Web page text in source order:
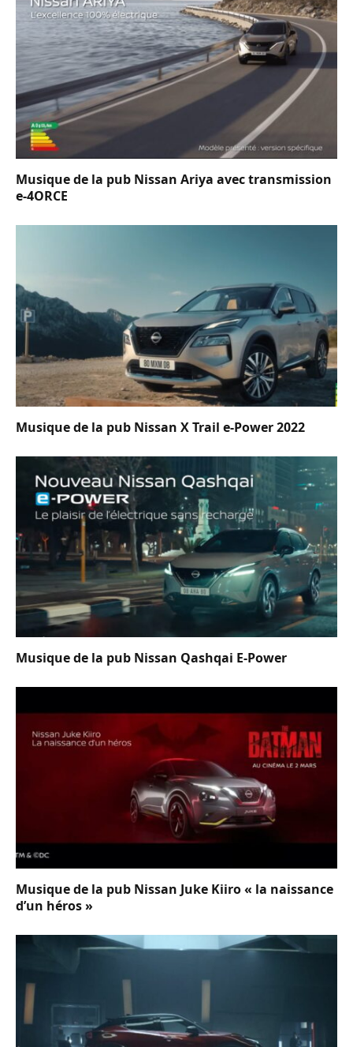
Musique de la pub Nissan Ariya avec transmission
e-4ORCE
Musique de la pub Nissan X Trail e-Power 2022
Musique de la pub Nissan Qashqai E-Power
Musique de la pub Nissan Juke Kiiro « la naissance
d’un héros »